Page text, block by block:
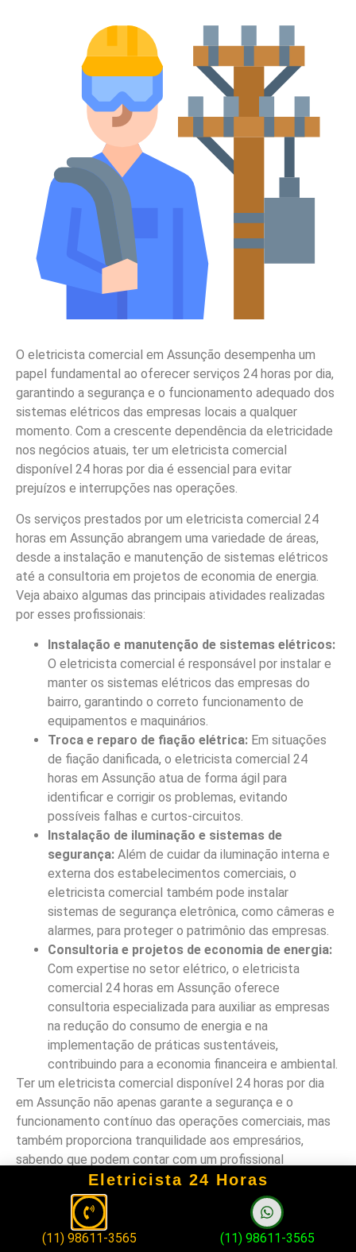
O eletricista comercial em Assunção desempenha um
papel fundamental ao oferecer serviços 24 horas por dia,
garantindo a segurança e o funcionamento adequado dos
sistemas elétricos das empresas locais a qualquer
momento. Com a crescente dependência da eletricidade
nos negócios atuais, ter um eletricista comercial
disponível 24 horas por dia é essencial para evitar
prejuízos e interrupções nas operações.
Os serviços prestados por um eletricista comercial 24
horas em Assunção abrangem uma variedade de áreas,
desde a instalação e manutenção de sistemas elétricos
até a consultoria em projetos de economia de energia.
Veja abaixo algumas das principais atividades realizadas
por esses profissionais:
Instalação e manutenção de sistemas elétricos:
O eletricista comercial é responsável por instalar e
manter os sistemas elétricos das empresas do
bairro, garantindo o correto funcionamento de
equipamentos e maquinários.
Troca e reparo de fiação elétrica: Em situações
de fiação danificada, o eletricista comercial 24
horas em Assunção atua de forma ágil para
identificar e corrigir os problemas, evitando
possíveis falhas e curtos-circuitos.
Instalação de iluminação e sistemas de
segurança: Além de cuidar da iluminação interna e
externa dos estabelecimentos comerciais, o
eletricista comercial também pode instalar
sistemas de segurança eletrônica, como câmeras e
alarmes, para proteger o patrimônio das empresas.
Consultoria e projetos de economia de energia:
Com expertise no setor elétrico, o eletricista
comercial 24 horas em Assunção oferece
consultoria especializada para auxiliar as empresas
na redução do consumo de energia e na
implementação de práticas sustentáveis,
contribuindo para a economia financeira e ambiental.
Ter um eletricista comercial disponível 24 horas por dia
em Assunção não apenas garante a segurança e o
funcionamento contínuo das operações comerciais, mas
também proporciona tranquilidade aos empresários,
sabendo que podem contar com um profissional
qualificado a qualquer momento. Portanto, ao buscar por
serviços elétricos para sua empresa, considere a
importância de contar com um eletricista comercial que
ofereça atendimento ininterrupto, visando a eficiência e a
Eletricista 24 Horas
(11) 98611-3565 (11) 98611-3565